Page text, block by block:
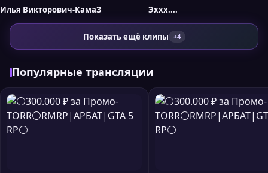
Илья Викторович-КамаЗ Эххх....
Показать ещё клипы +4
Популярные трансляции